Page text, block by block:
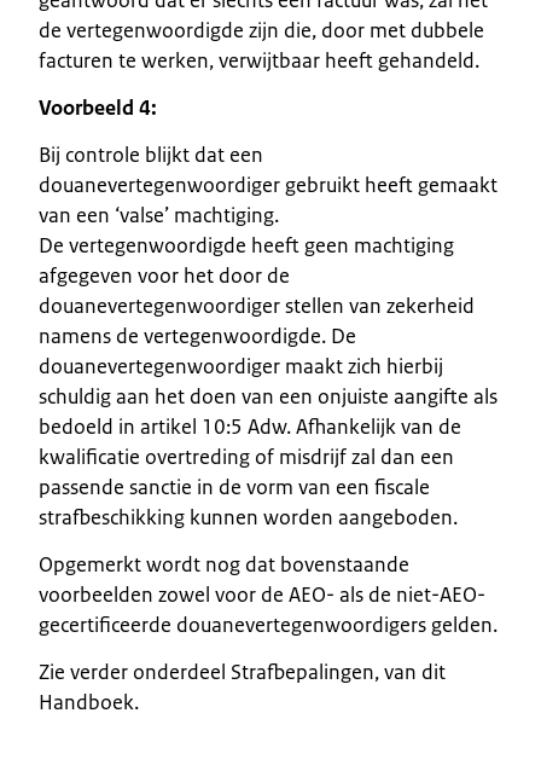
de vertegenwoordigde zijn die, door met dubbele
facturen te werken, verwijtbaar heeft gehandeld.
Voorbeeld 4:
Bij controle blijkt dat een
douanevertegenwoordiger gebruikt heeft gemaakt
van een ‘valse’ machtiging.
De vertegenwoordigde heeft geen machtiging
afgegeven voor het door de
douanevertegenwoordiger stellen van zekerheid
namens de vertegenwoordigde. De
douanevertegenwoordiger maakt zich hierbij
schuldig aan het doen van een onjuiste aangifte als
bedoeld in artikel 10:5 Adw. Afhankelijk van de
kwalificatie overtreding of misdrijf zal dan een
passende sanctie in de vorm van een fiscale
strafbeschikking kunnen worden aangeboden.
Opgemerkt wordt nog dat bovenstaande
voorbeelden zowel voor de AEO- als de niet-AEO-
gecertificeerde douanevertegenwoordigers gelden.
Zie verder onderdeel Strafbepalingen, van dit
Handboek.